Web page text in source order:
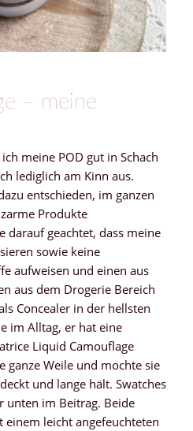
– meine
meine POD gut in Schach
lediglich am Kinn aus.
entschieden, im ganzen
Produkte
darauf geachtet, dass meine
sowie keine
aufweisen und einen aus
aus dem Drogerie Bereich
Concealer in der hellsten
im Alltag, er hat eine
Liquid Camouflage
ganze Weile und mochte sie
und lange hält. Swatches
im Beitrag. Beide
einem leicht angefeuchteten